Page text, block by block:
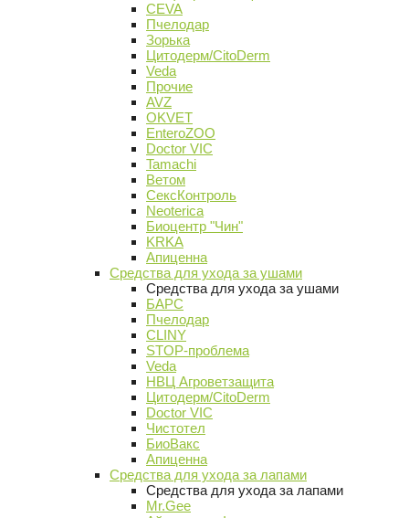
CEVA
Пчелодар
Зорька
Цитодерм/CitoDerm
Veda
Прочие
AVZ
OKVET
EnteroZOO
Doctor VIC
Tamachi
Ветом
СексКонтроль
Neoterica
Биоцентр "Чин"
KRKA
Апиценна
Средства для ухода за ушами
Средства для ухода за ушами
БАРС
Пчелодар
CLINY
STOP-проблема
Veda
НВЦ Агроветзащита
Цитодерм/CitoDerm
Doctor VIC
Чистотел
БиоВакс
Апиценна
Средства для ухода за лапами
Средства для ухода за лапами
Mr.Gee